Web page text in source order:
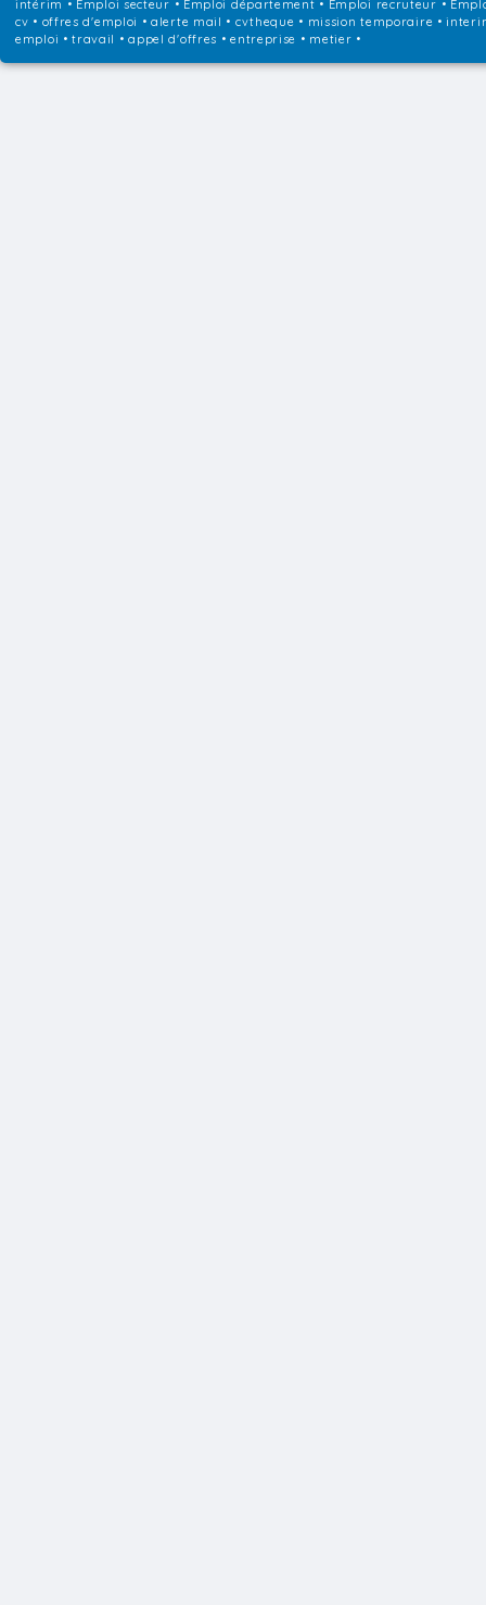
intérim • Emploi secteur • Emploi département • Emploi recruteur •
cv • offres d'emploi • alerte mail • cvtheque • mission temporaire •
emploi • travail • appel d'offres • entreprise • metier •